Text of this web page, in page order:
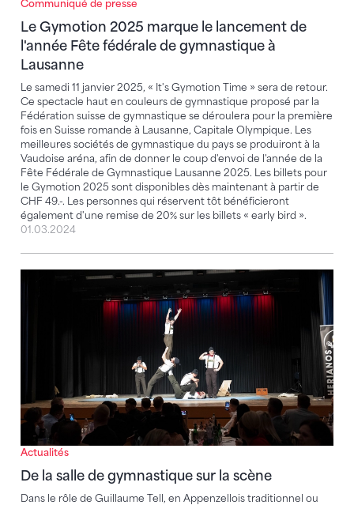
Communiqué de presse
Le Gymotion 2025 marque le lancement de
l'année Fête fédérale de gymnastique à
Lausanne
Le samedi 11 janvier 2025, « It's Gymotion Time » sera de retour.
Ce spectacle haut en couleurs de gymnastique proposé par la
Fédération suisse de gymnastique se déroulera pour la première
fois en Suisse romande à Lausanne, Capitale Olympique. Les
meilleures sociétés de gymnastique du pays se produiront à la
Vaudoise aréna, afin de donner le coup d'envoi de l'année de la
Fête Fédérale de Gymnastique Lausanne 2025. Les billets pour
le Gymotion 2025 sont disponibles dès maintenant à partir de
CHF 49.-. Les personnes qui réservent tôt bénéficieront
également d'une remise de 20% sur les billets « early bird ».
01.03.2024
Actualités
De la salle de gymnastique sur la scène
Dans le rôle de Guillaume Tell, en Appenzellois traditionnel ou
De la salle de gymnastique sur la scène